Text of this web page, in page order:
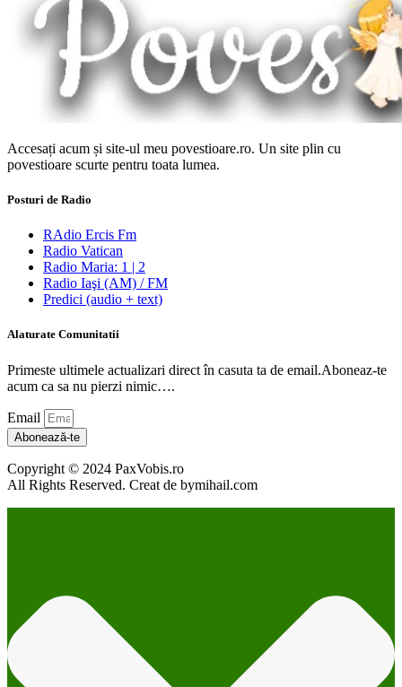
Accesați acum și site-ul meu povestioare.ro. Un site plin cu
povestioare scurte pentru toata lumea.
Posturi de Radio
RAdio Ercis Fm
Radio Vatican
Radio Maria: 1 | 2
Radio Iaşi (AM) / FM
Predici (audio + text)
Alaturate Comunitatii
Primeste ultimele actualizari direct în casuta ta de email.Aboneaz-te
acum ca sa nu pierzi nimic….
Email
Abonează-te
Copyright © 2024 PaxVobis.ro
All Rights Reserved. Creat de bymihail.com